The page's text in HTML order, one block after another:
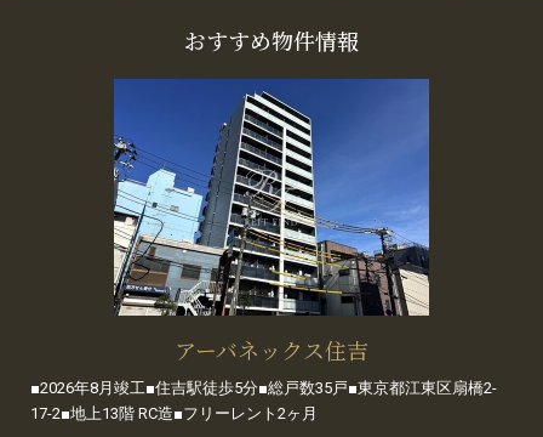
おすすめ物件情報
アーバネックス住吉
■2026年8月竣工■住吉駅徒歩5分■総戸数35戸■東京都江東区扇橋2-
17-2■地上13階 RC造■フリーレント2ヶ月